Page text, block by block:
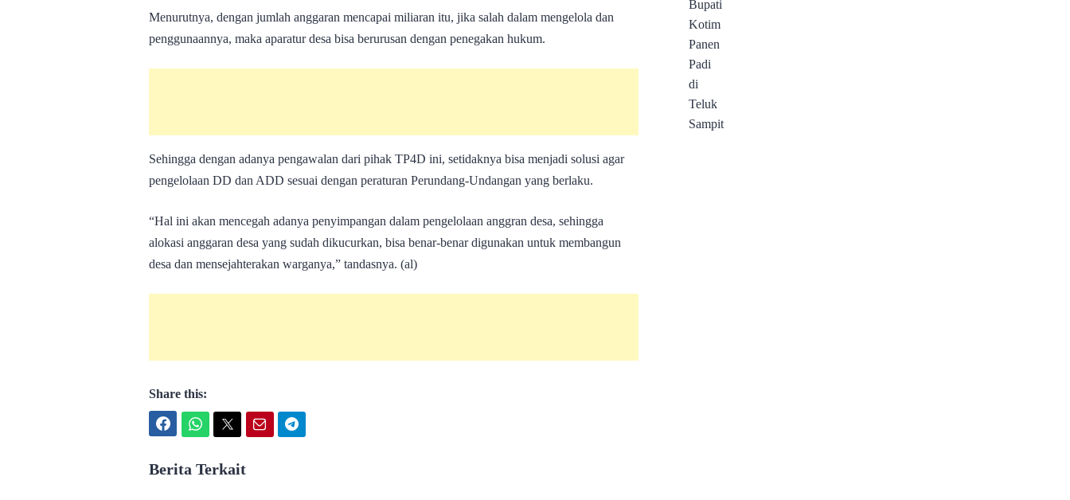
Menurutnya, dengan jumlah anggaran mencapai miliaran itu, jika salah dalam mengelola dan
penggunaannya, maka aparatur desa bisa berurusan dengan penegakan hukum.
Sehingga dengan adanya pengawalan dari pihak TP4D ini, setidaknya bisa menjadi solusi agar
pengelolaan DD dan ADD sesuai dengan peraturan Perundang-Undangan yang berlaku.
“Hal ini akan mencegah adanya penyimpangan dalam pengelolaan anggran desa, sehingga
alokasi anggaran desa yang sudah dikucurkan, bisa benar-benar digunakan untuk membangun
desa dan mensejahterakan warganya,” tandasnya. (al)
Share this:
Berita Terkait